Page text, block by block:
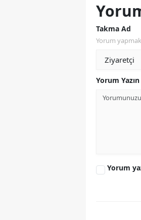
Takma Ad
Yorum
Yorum
Yorum